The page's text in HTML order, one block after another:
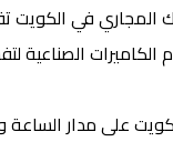
المجاري في الكويت
الكاميرات
على مدار الساعة